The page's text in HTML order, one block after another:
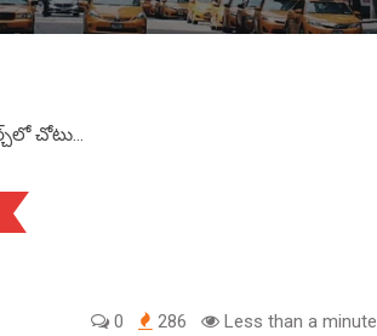
0 286 Less than a minute